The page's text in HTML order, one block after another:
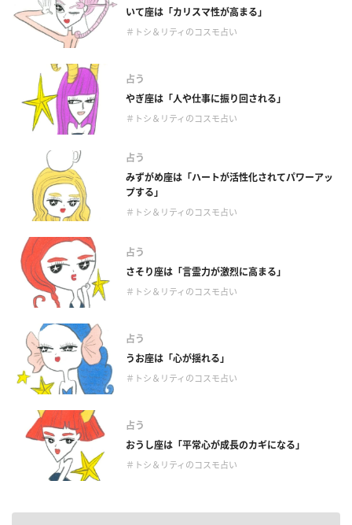
いて座は「カリスマ性が高まる」
＃トシ＆リティのコスモ占い
占う
やぎ座は「人や仕事に振り回される」
＃トシ＆リティのコスモ占い
占う
みずがめ座は「ハートが活性化されてパワーアッ
プする」
＃トシ＆リティのコスモ占い
占う
さそり座は「言霊力が激烈に高まる」
＃トシ＆リティのコスモ占い
占う
うお座は「心が揺れる」
＃トシ＆リティのコスモ占い
占う
おうし座は「平常心が成長のカギになる」
＃トシ＆リティのコスモ占い